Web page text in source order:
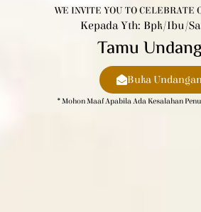
WE INVITE YOU TO CELEBRATE
Kepada Yth: Bpk/Ibu/
Tamu
Buka
* Mohon Maaf Apabila Ada Kesalahan